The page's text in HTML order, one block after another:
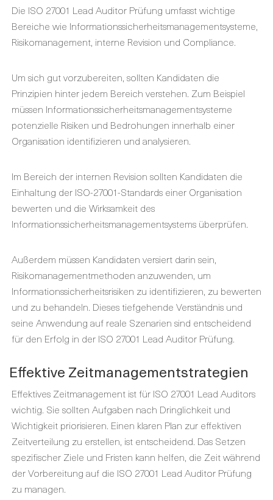
Die ISO 27001 Lead Auditor Prüfung umfasst wichtige
Bereiche wie Informationssicherheitsmanagementsysteme,
Risikomanagement, interne Revision und Compliance.
Um sich gut vorzubereiten, sollten Kandidaten die
Prinzipien hinter jedem Bereich verstehen. Zum Beispiel
müssen Informationssicherheitsmanagementsysteme
potenzielle Risiken und Bedrohungen innerhalb einer
Organisation identifizieren und analysieren.
Im Bereich der internen Revision sollten Kandidaten die
Einhaltung der ISO-27001-Standards einer Organisation
bewerten und die Wirksamkeit des
Informationssicherheitsmanagementsystems überprüfen.
Außerdem müssen Kandidaten versiert darin sein,
Risikomanagementmethoden anzuwenden, um
Informationssicherheitsrisiken zu identifizieren, zu bewerten
und zu behandeln. Dieses tiefgehende Verständnis und
seine Anwendung auf reale Szenarien sind entscheidend
für den Erfolg in der ISO 27001 Lead Auditor Prüfung.
Effektive Zeitmanagementstrategien
Effektives Zeitmanagement ist für ISO 27001 Lead Auditors
wichtig. Sie sollten Aufgaben nach Dringlichkeit und
Wichtigkeit priorisieren. Einen klaren Plan zur effektiven
Zeitverteilung zu erstellen, ist entscheidend. Das Setzen
spezifischer Ziele und Fristen kann helfen, die Zeit während
der Vorbereitung auf die ISO 27001 Lead Auditor Prüfung
zu managen.